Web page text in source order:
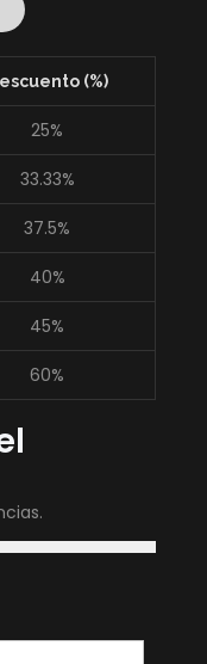
(%)
25%
33.33%
37.5%
40%
45%
60%